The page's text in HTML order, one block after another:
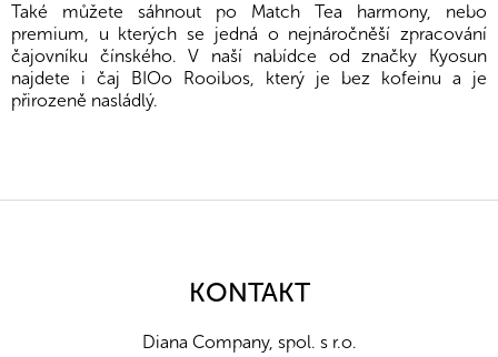
Také můžete sáhnout po Match Tea harmony, nebo
premium, u kterých se jedná o nejnáročněší zpracování
čajovníku čínského. V naší nabídce od značky Kyosun
najdete i čaj BIOo Rooibos, který je bez kofeinu a je
přirozeně nasládlý.
KONTAKT
Diana Company, spol. s r.o.